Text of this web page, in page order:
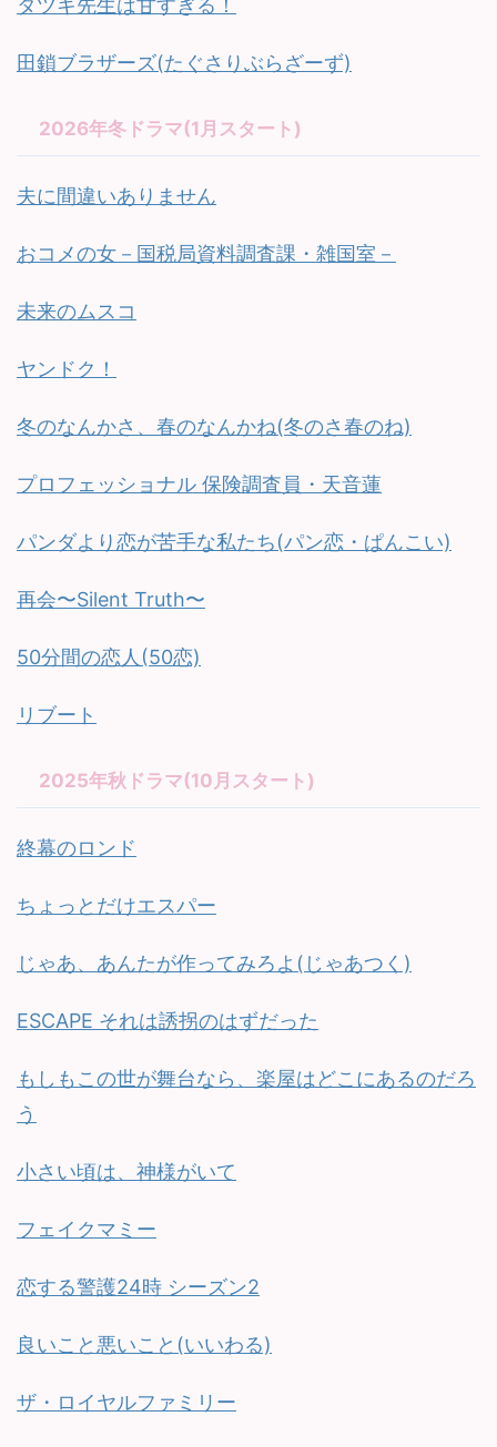
タツキ先生は甘すぎる！
田鎖ブラザーズ(たぐさりぶらざーず)
2026年冬ドラマ(1月スタート)
夫に間違いありません
おコメの女－国税局資料調査課・雑国室－
未来のムスコ
ヤンドク！
冬のなんかさ、春のなんかね(冬のさ春のね)
プロフェッショナル 保険調査員・天音蓮
パンダより恋が苦手な私たち(パン恋・ぱんこい)
再会〜Silent Truth〜
50分間の恋人(50恋)
リブート
2025年秋ドラマ(10月スタート)
終幕のロンド
ちょっとだけエスパー
じゃあ、あんたが作ってみろよ(じゃあつく)
ESCAPE それは誘拐のはずだった
もしもこの世が舞台なら、楽屋はどこにあるのだろ
う
小さい頃は、神様がいて
フェイクマミー
恋する警護24時 シーズン2
良いこと悪いこと(いいわる)
ザ・ロイヤルファミリー